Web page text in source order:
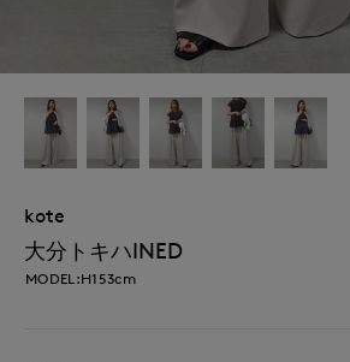
kote
大分トキハINED
MODEL:H153cm